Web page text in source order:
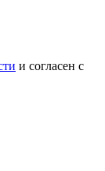
и согласен с